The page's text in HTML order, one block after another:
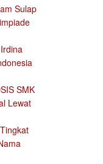
Sulap
SMK
Lewat